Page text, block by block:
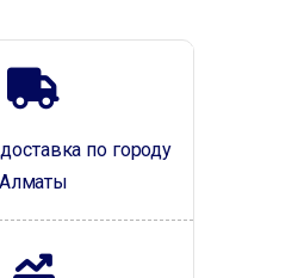
по городу
Алматы